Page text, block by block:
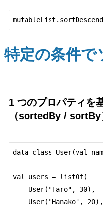
特定の条件で
1 つのプロパティを
（sortedBy / sortBy
data class User(val
val users = listOf(